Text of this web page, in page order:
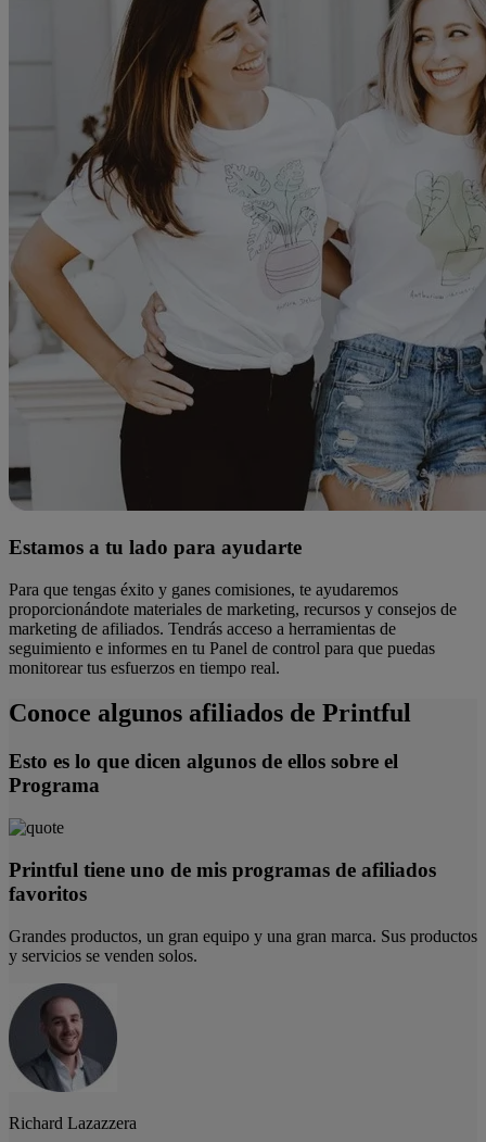
Estamos a tu lado para ayudarte
Para que tengas éxito y ganes comisiones, te ayudaremos
proporcionándote materiales de marketing, recursos y consejos de
marketing de afiliados. Tendrás acceso a herramientas de
seguimiento e informes en tu Panel de control para que puedas
monitorear tus esfuerzos en tiempo real.
Conoce algunos afiliados de Printful
Esto es lo que dicen algunos de ellos sobre el
Programa
Printful tiene uno de mis programas de afiliados
favoritos
Grandes productos, un gran equipo y una gran marca. Sus productos
y servicios se venden solos.
Richard Lazazzera